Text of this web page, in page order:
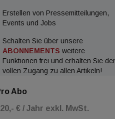
Erstellen von Pressemitteilungen,
Events und Jobs
Schalten Sie über unsere
ABONNEMENTS weitere
Funktionen frei und erhalten Sie
vollen Zugang zu allen Artikeln!
Abo
€ / Jahr exkl. MwSt.